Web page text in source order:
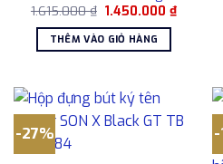
1.615.000₫ Giá
là:
1.615.000 ₫.
1.450.000₫Giá
hiện
THÊM VÀO GIỎ HÀNG
-27% -